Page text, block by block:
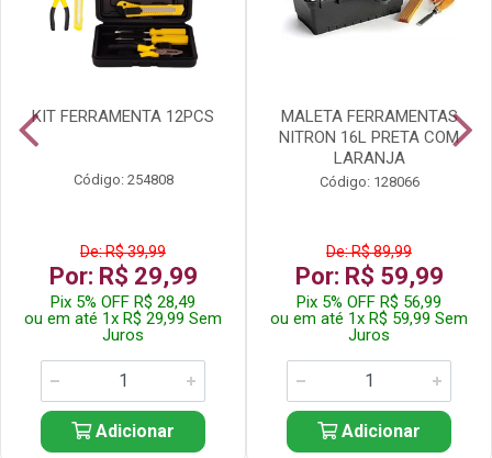
KIT FERRAMENTA 12PCS
Código: 254808
De: R$ 39,99
Por: R$ 29,99
Pix 5% OFF R$ 28,49
ou em até 1x R$ 29,99 Sem
Juros
Adicionar
MALETA FERRAMENTAS
NITRON 16L PRETA COM
LARANJA
Código: 128066
De: R$ 89,99
Por: R$ 59,99
Pix 5% OFF R$ 56,99
ou em até 1x R$ 59,99 Sem
Juros
Adicionar